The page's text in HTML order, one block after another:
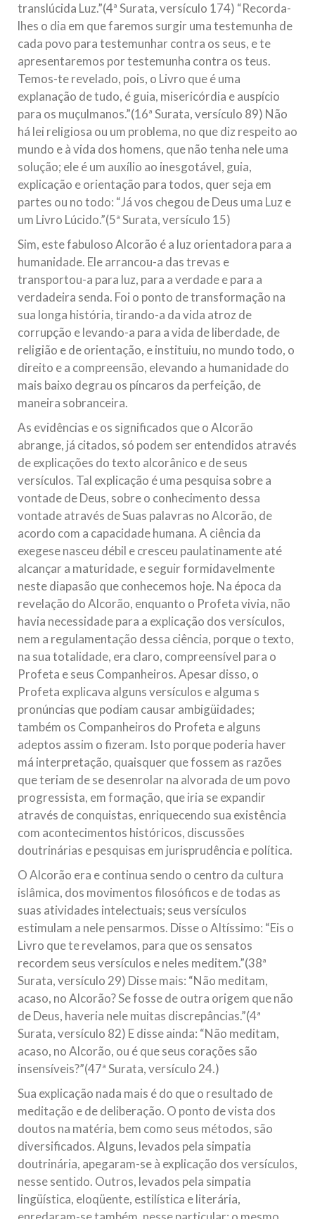
translúcida Luz.”(4ª Surata, versículo 174) “Recorda-
lhes o dia em que faremos surgir uma testemunha de
cada povo para testemunhar contra os seus, e te
apresentaremos por testemunha contra os teus.
Temos-te revelado, pois, o Livro que é uma
explanação de tudo, é guia, misericórdia e auspício
para os muçulmanos.”(16ª Surata, versículo 89) Não
há lei religiosa ou um problema, no que diz respeito ao
mundo e à vida dos homens, que não tenha nele uma
solução; ele é um auxílio ao inesgotável, guia,
explicação e orientação para todos, quer seja em
partes ou no todo: “Já vos chegou de Deus uma Luz e
um Livro Lúcido.”(5ª Surata, versículo 15)
Sim, este fabuloso Alcorão é a luz orientadora para a
humanidade. Ele arrancou-a das trevas e
transportou-a para luz, para a verdade e para a
verdadeira senda. Foi o ponto de transformação na
sua longa história, tirando-a da vida atroz de
corrupção e levando-a para a vida de liberdade, de
religião e de orientação, e instituiu, no mundo todo, o
direito e a compreensão, elevando a humanidade do
mais baixo degrau os píncaros da perfeição, de
maneira sobranceira.
As evidências e os significados que o Alcorão
abrange, já citados, só podem ser entendidos através
de explicações do texto alcorânico e de seus
versículos. Tal explicação é uma pesquisa sobre a
vontade de Deus, sobre o conhecimento dessa
vontade através de Suas palavras no Alcorão, de
acordo com a capacidade humana. A ciência da
exegese nasceu débil e cresceu paulatinamente até
alcançar a maturidade, e seguir formidavelmente
neste diapasão que conhecemos hoje. Na época da
revelação do Alcorão, enquanto o Profeta vivia, não
havia necessidade para a explicação dos versículos,
nem a regulamentação dessa ciência, porque o texto,
na sua totalidade, era claro, compreensível para o
Profeta e seus Companheiros. Apesar disso, o
Profeta explicava alguns versículos e alguma s
pronúncias que podiam causar ambigüidades;
também os Companheiros do Profeta e alguns
adeptos assim o fizeram. Isto porque poderia haver
má interpretação, quaisquer que fossem as razões
que teriam de se desenrolar na alvorada de um povo
progressista, em formação, que iria se expandir
através de conquistas, enriquecendo sua existência
com acontecimentos históricos, discussões
doutrinárias e pesquisas em jurisprudência e política.
O Alcorão era e continua sendo o centro da cultura
islâmica, dos movimentos filosóficos e de todas as
suas atividades intelectuais; seus versículos
estimulam a nele pensarmos. Disse o Altíssimo: “Eis o
Livro que te revelamos, para que os sensatos
recordem seus versículos e neles meditem.”(38ª
Surata, versículo 29) Disse mais: “Não meditam,
acaso, no Alcorão? Se fosse de outra origem que não
de Deus, haveria nele muitas discrepâncias.”(4ª
Surata, versículo 82) E disse ainda: “Não meditam,
acaso, no Alcorão, ou é que seus corações são
insensíveis?”(47ª Surata, versículo 24.)
Sua explicação nada mais é do que o resultado de
meditação e de deliberação. O ponto de vista dos
doutos na matéria, bem como seus métodos, são
diversificados. Alguns, levados pela simpatia
doutrinária, apegaram-se à explicação dos versículos,
nesse sentido. Outros, levados pela simpatia
lingüística, eloqüente, estilística e literária,